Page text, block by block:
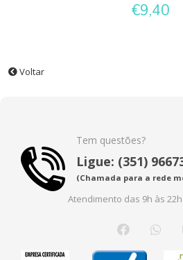
€9,40
Voltar
Tem questões?
Ligue: (351)
(Chamada para a rede
Atendimento das 9h às 22h